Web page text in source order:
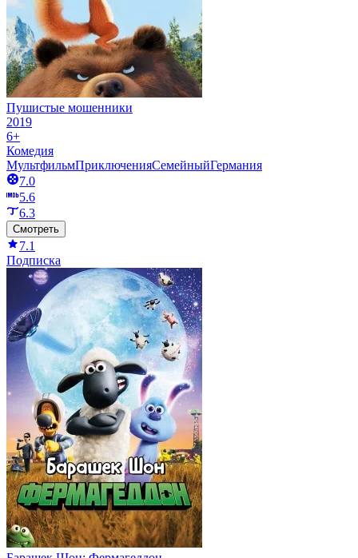
Пушистые мошенники
2019
6+
Комедия
МультфильмПриключенияСемейныйГермания
7.0
5.6
6.3
Смотреть
7.1
Подписка